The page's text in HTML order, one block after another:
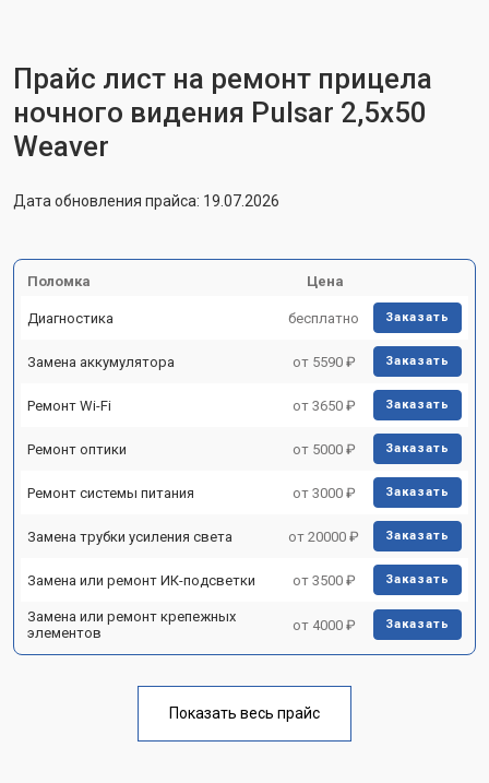
Прайс лист на ремонт прицела
ночного видения Pulsar 2,5x50
Weaver
Дата обновления прайса: 19.07.2026
Поломка Цена
Диагностика бесплатно Заказать
Замена аккумулятора от 5590 ₽ Заказать
Ремонт Wi-Fi от 3650 ₽ Заказать
Ремонт оптики от 5000 ₽ Заказать
Ремонт системы питания от 3000 ₽ Заказать
Замена трубки усиления света от 20000 ₽ Заказать
Замена или ремонт ИК-подсветки от 3500 ₽ Заказать
Замена или ремонт крепежных
элементов
от 4000 ₽ Заказать
Показать весь прайс